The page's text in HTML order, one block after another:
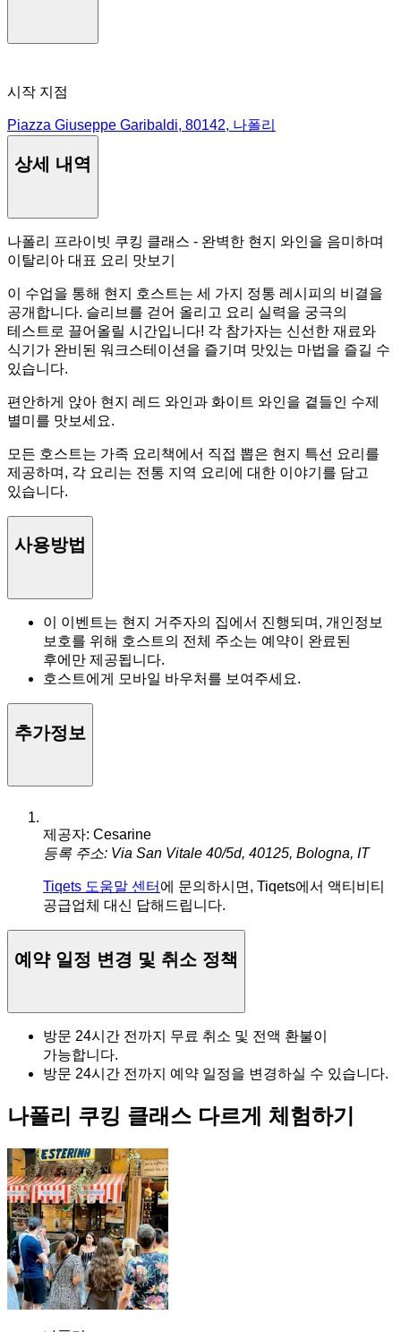
시작 지점
Piazza Giuseppe Garibaldi, 80142, 나폴리
상세 내역
나폴리 프라이빗 쿠킹 클래스 - 완벽한 현지 와인을 음미하며
이탈리아 대표 요리 맛보기
이 수업을 통해 현지 호스트는 세 가지 정통 레시피의 비결을
공개합니다. 슬리브를 걷어 올리고 요리 실력을 궁극의
테스트로 끌어올릴 시간입니다! 각 참가자는 신선한 재료와
식기가 완비된 워크스테이션을 즐기며 맛있는 마법을 즐길 수
있습니다.
편안하게 앉아 현지 레드 와인과 화이트 와인을 곁들인 수제
별미를 맛보세요.
모든 호스트는 가족 요리책에서 직접 뽑은 현지 특선 요리를
제공하며, 각 요리는 전통 지역 요리에 대한 이야기를 담고
있습니다.
사용방법
이 이벤트는 현지 거주자의 집에서 진행되며, 개인정보
보호를 위해 호스트의 전체 주소는 예약이 완료된
후에만 제공됩니다.
호스트에게 모바일 바우처를 보여주세요.
추가정보
제공자: Cesarine
등록 주소: Via San Vitale 40/5d, 40125, Bologna, IT
Tiqets 도움말 센터 에 문의하시면, Tiqets에서 액티비티
공급업체 대신 답해드립니다.
예약 일정 변경 및 취소 정책
방문 24시간 전까지 무료 취소 및 전액 환불이
가능합니다.
방문 24시간 전까지 예약 일정을 변경하실 수 있습니다.
나폴리 쿠킹 클래스 다르게 체험하기